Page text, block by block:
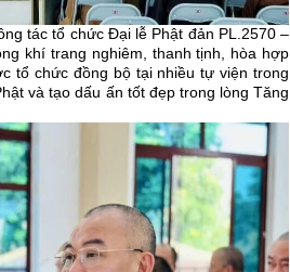
tác tổ chức Đại lễ Phật đản PL.2570 –
khí trang nghiêm, thanh tịnh, hòa hợp
tổ chức đồng bộ tại nhiều tự viện trong
và tạo dấu ấn tốt đẹp trong lòng Tăng